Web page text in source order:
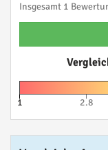
Insgesamt 1
1 2.8